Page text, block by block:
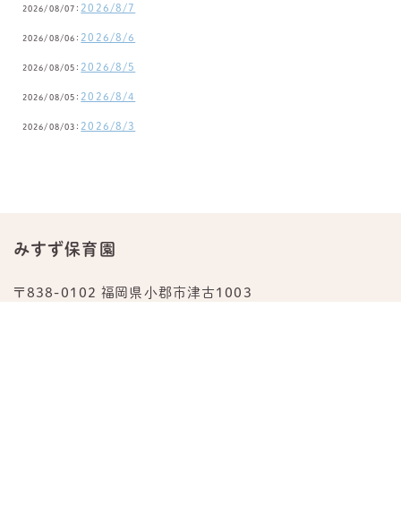
2026/08/07： 2026/8/7
2026/08/06： 2026/8/6
2026/08/05： 2026/8/5
2026/08/05： 2026/8/4
2026/08/03： 2026/8/3
みすず保育園
〒838-0102 福岡県小郡市津古1003